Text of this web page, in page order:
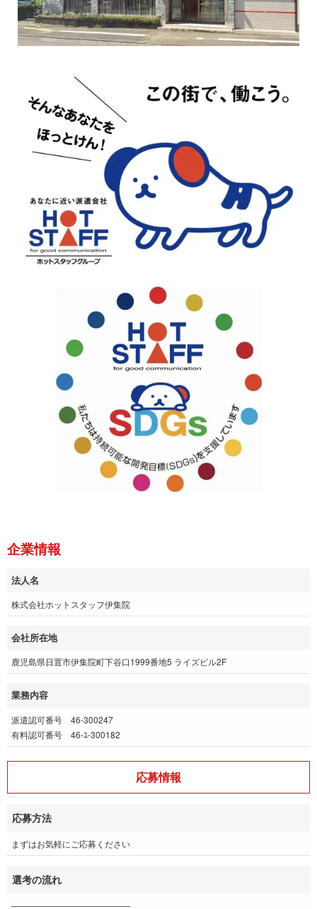
企業情報
法人名
株式会社ホットスタッフ伊集院
会社所在地
鹿児島県日置市伊集院町下谷口1999番地5 ライズビル2F
業務内容
派遣認可番号 46-300247
有料認可番号 46-ﾕ-300182
応募情報
応募方法
まずはお気軽にご応募ください
選考の流れ
――――――――――――――